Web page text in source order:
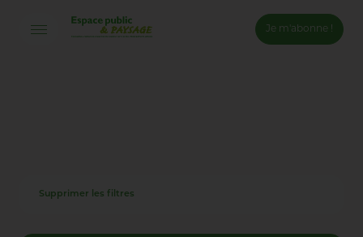
Je m'abonne !
Supprimer les filtres